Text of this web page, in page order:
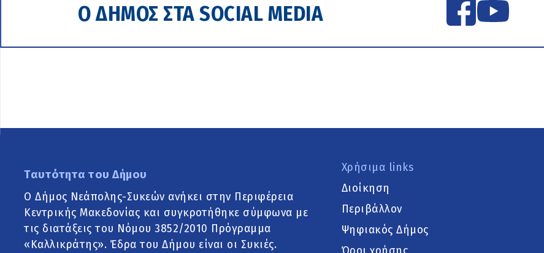
Ο ΔΗΜΟΣ ΣΤΑ SOCIAL MEDIA
Ταυτότητα του Δήμου
Ο Δήμος Νεάπολης-Συκεών ανήκει στην Περιφέρεια
Κεντρικής Μακεδονίας και συγκροτήθηκε σύμφωνα με
τις διατάξεις του Νόμου 3852/2010 Πρόγραμμα
«Καλλικράτης». Έδρα του Δήμου είναι οι Συκιές.
Χρήσιμα links
Διοίκηση
Περιβάλλον
Ψηφιακός Δήμος